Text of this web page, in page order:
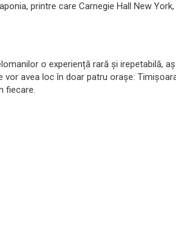
printre care Carnegie Hall New
o experiență rară și irepetabilă,
vor avea loc în doar patru orașe:
fiecare.